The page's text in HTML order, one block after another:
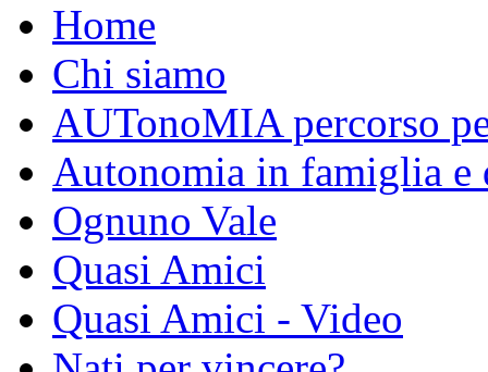
Home
Chi siamo
AUTonoMIA percorso
Autonomia in famiglia e
Ognuno Vale
Quasi Amici
Quasi Amici - Video